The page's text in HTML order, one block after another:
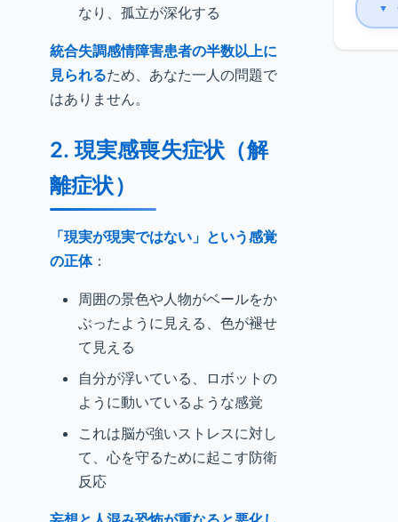
なり、孤立が深化する
統合失調感情障害患者の半数以上に
見られるため、あなた一人の問題で
はありません。
2. 現実感喪失症状（解
離症状）
「現実が現実ではない」という感覚
の正体：
周囲の景色や人物がベールをか
ぶったように見える、色が褪せ
て見える
自分が浮いている、ロボットの
ように動いているような感覚
これは脳が強いストレスに対し
て、心を守るために起こす防衛
反応
▼